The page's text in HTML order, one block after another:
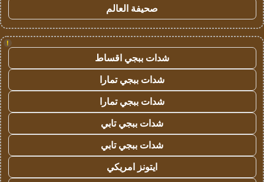
صحيفة العالم
!
شدات ببجي اقساط
شدات ببجي تمارا
شدات ببجي تمارا
شدات ببجي تابي
شدات ببجي تابي
ايتونز امريكي